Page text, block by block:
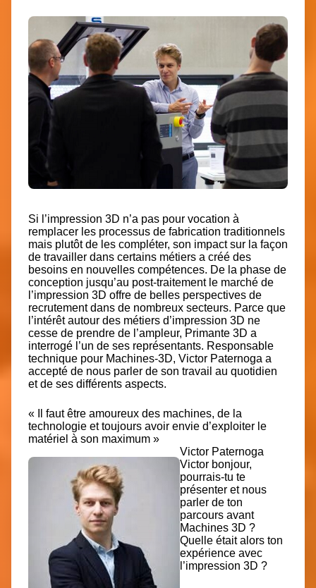
Si l’impression 3D n’a pas pour vocation à
remplacer les processus de fabrication traditionnels
mais plutôt de les compléter, son impact sur la façon
de travailler dans certains métiers a créé des
besoins en nouvelles compétences. De la phase de
conception jusqu’au post-traitement le marché de
l’impression 3D offre de belles perspectives de
recrutement dans de nombreux secteurs. Parce que
l’intérêt autour des métiers d’impression 3D ne
cesse de prendre de l’ampleur, Primante 3D a
interrogé l’un de ses représentants. Responsable
technique pour Machines-3D, Victor Paternoga a
accepté de nous parler de son travail au quotidien
et de ses différents aspects.
« Il faut être amoureux des machines, de la
technologie et toujours avoir envie d’exploiter le
matériel à son maximum »
Victor Paternoga
Victor bonjour,
pourrais-tu te
présenter et nous
parler de ton
parcours avant
Machines 3D ?
Quelle était alors ton
expérience avec
l’impression 3D ?